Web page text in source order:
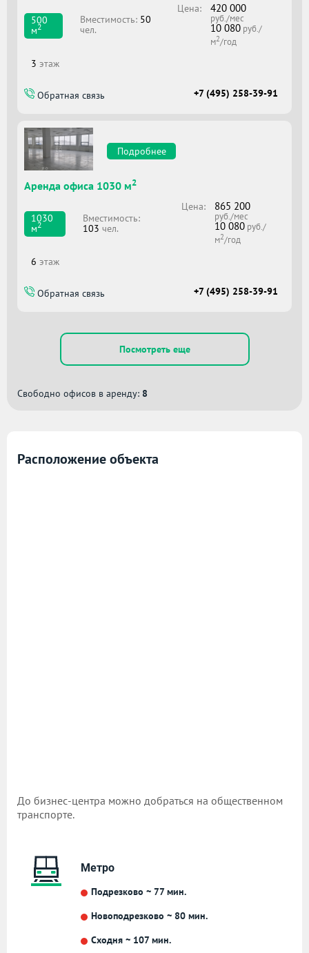
500
м2
Вместимоcть: 50
чел.
Цена: 420 000
руб./мес
10 080 руб./
м2/год
3 этаж
Обратная связь +7 (495) 258-39-91
Подробнее
Аренда офиса 1030 м2
1030
м2
Вместимоcть:
103 чел.
Цена: 865 200
руб./мес
10 080 руб./
м2/год
6 этаж
Обратная связь +7 (495) 258-39-91
Посмотреть еще
Свободно офисов в аренду: 8
Расположение объекта
До бизнес-центра можно добраться на общественном
транспорте.
Метро
Подрезково ~ 77 мин.
Новоподрезково ~ 80 мин.
Сходня ~ 107 мин.